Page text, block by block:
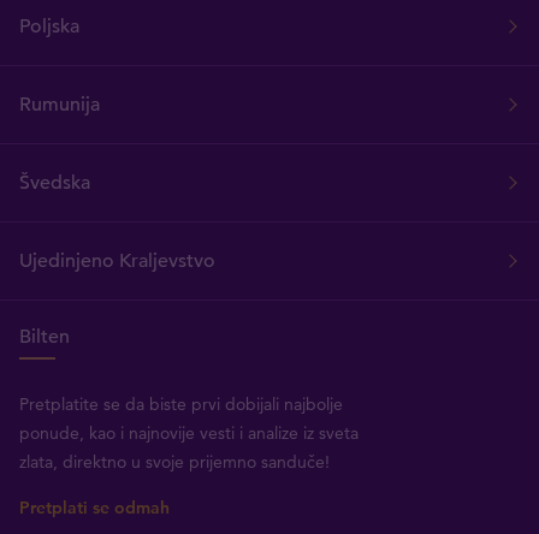
Poljska
Rumunija
Švedska
Ujedinjeno Kraljevstvo
Bilten
Pretplatite se da biste prvi dobijali najbolje
ponude, kao i najnovije vesti i analize iz sveta
zlata, direktno u svoje prijemno sanduče!
Pretplati se odmah